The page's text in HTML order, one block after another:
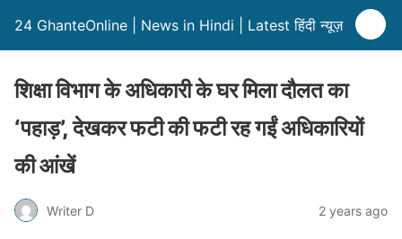
24 GhanteOnline | News in Hindi | Latest हिंदी न्यूज़
शिक्षा विभाग के अधिकारी के घर मिला दौलत का
‘पहाड़’, देखकर फटी की फटी रह गईं अधिकारियों
की आंखें
Writer D 2 years ago